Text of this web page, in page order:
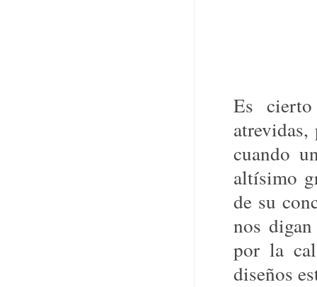
Es
atrevidas,
cuando
altísimo
de su
nos
por la
diseños